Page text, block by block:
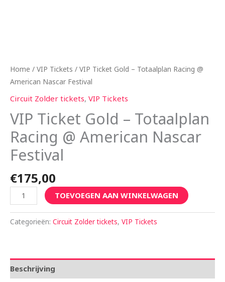
Home / VIP Tickets / VIP Ticket Gold – Totaalplan Racing @
American Nascar Festival
Circuit Zolder tickets, VIP Tickets
VIP Ticket Gold – Totaalplan
Racing @ American Nascar
Festival
€175,00
TOEVOEGEN AAN WINKELWAGEN
Categorieën: Circuit Zolder tickets, VIP Tickets
Beschrijving